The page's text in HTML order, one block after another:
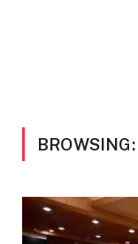
BROWSING: